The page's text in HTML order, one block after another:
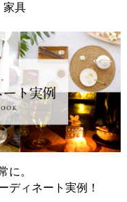
家具
に。
ディネート実例！